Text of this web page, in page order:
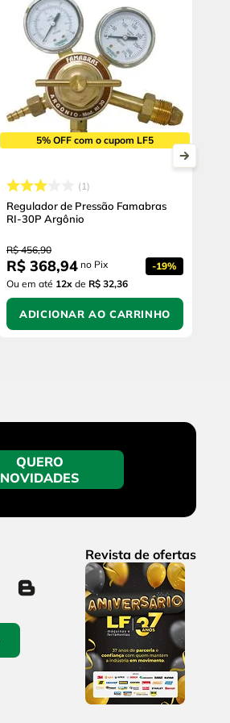
5% OFF com o cupom LF5
1
Regulador de Pressão Famabras
RI-30P Argônio
R$ 456,90
R$ 368,94 no Pix -19%
Ou em até 12x de R$ 32,36
ADICIONAR AO CARRINHO
QUERO
NOVIDADES
Revista de ofertas